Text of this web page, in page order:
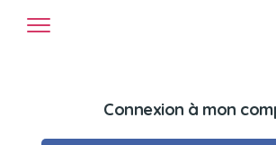
Connexion à mon